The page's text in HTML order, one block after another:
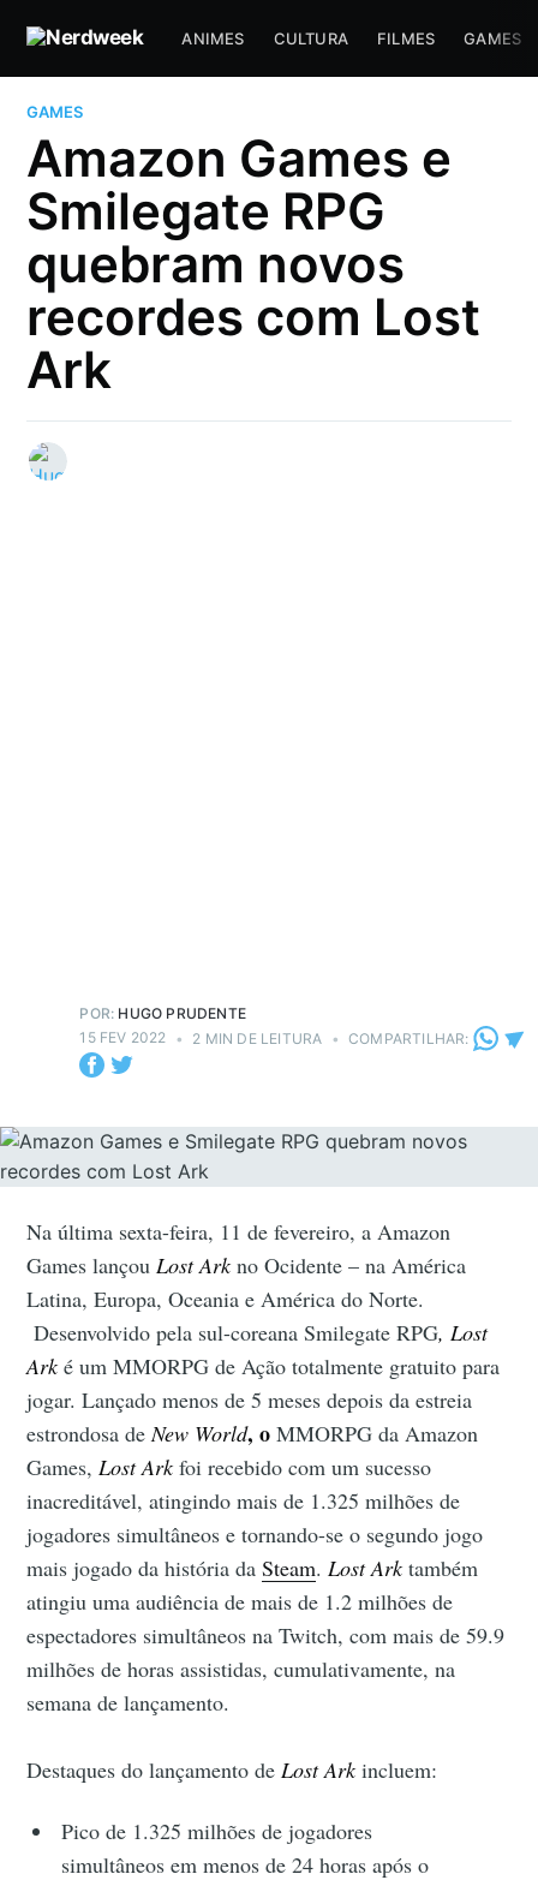
ANIMES CULTURA FILMES GAMES
GAMES
Amazon Games e
Smilegate RPG
quebram novos
recordes com Lost
Ark
POR: HUGO PRUDENTE
15 FEV 2022 • 2 MIN DE LEITURA • COMPARTILHAR:
Na última sexta-feira, 11 de fevereiro, a Amazon
Games lançou Lost Arkno Ocidente – na América
Latina, Europa, Oceania e América do Norte.
Desenvolvido pela sul-coreana Smilegate RPG, Lost
Arké um MMORPG de Ação totalmente gratuito para
jogar. Lançado menos de 5 meses depois da estreia
estrondosa de New World, oMMORPG da Amazon
Games, Lost Arkfoi recebido com um sucesso
inacreditável, atingindo mais de 1.325 milhões de
jogadores simultâneos e tornando-se o segundo jogo
mais jogado da história daSteam. Lost Arktambém
atingiu uma audiência de mais de 1.2 milhões de
espectadores simultâneos na Twitch, com mais de 59.9
milhões de horas assistidas, cumulativamente, na
semana de lançamento.
Destaques do lançamento de Lost Arkincluem:
Pico de 1.325 milhões de jogadores
simultâneos em menos de 24 horas após o